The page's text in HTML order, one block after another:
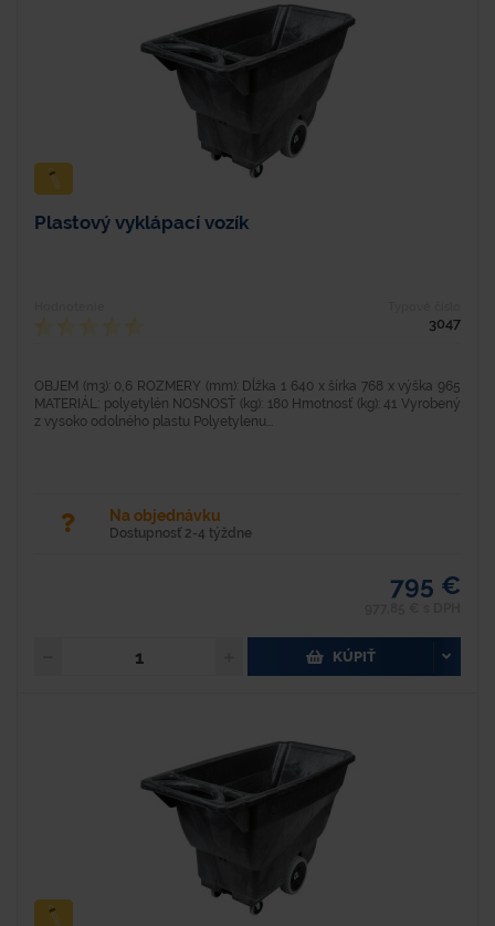
Plastový vyklápací vozík
3047
OBJEM (m3): 0,6 ROZMERY (mm): Dĺžka 1 640 x šírka 768 x výška 965
MATERIÁL: polyetylén NOSNOSŤ (kg): 180 Hmotnosť (kg): 41 Vyrobený
z vysoko odolného plastu Polyetylenu...
Na objednávku
Dostupnosť 2-4 týždne
795 €
KÚPIŤ